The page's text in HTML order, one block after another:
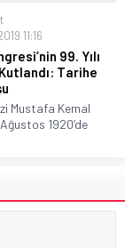
11:16
99. Yılı
Tarihe
Mustafa Kemal
1920’de